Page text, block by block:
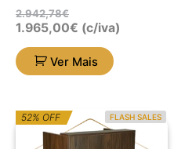
2.942,78€
1.965,00€ (c/iva)
Ver Mais
FLASH SALES
52% OFFO
preço
original
O
preço
atual